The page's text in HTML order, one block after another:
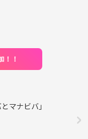
！！
マナビバ」